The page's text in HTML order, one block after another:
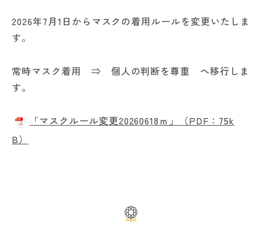
2026年7月1日からマスクの着用ルールを変更いたしま
す。
常時マスク着用 ⇒ 個人の判断を尊重 へ移行しま
す。
「マスクルール変更20260618ｍ」（PDF：75k
B）